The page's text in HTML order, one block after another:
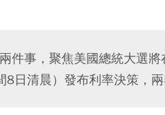
件事，聚焦美國總統大選
8日清晨）發布利率決策，